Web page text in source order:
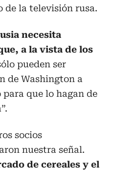
de la televisión rusa.
necesita
a la vista de los
pueden ser
de Washington a
que lo hagan de
socios
nuestra señal.
de cereales y el